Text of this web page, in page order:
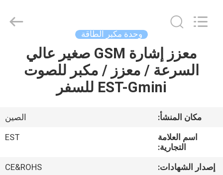
أشرطة
فيديو
معلومات
ELECTRONICS(HK)
CO.,LTD.
وحدة مكبر الطاقة
معزز إشارة GSM صغير عالي
السرعة / معزز / مكبر للصوت
EST-Gmini للسفر
مكان المنشأ:
الصين
اسم العلامة
التجارية:
EST
إصدار الشهادات:
CE&ROHS